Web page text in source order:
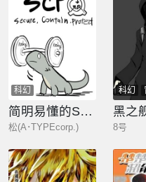
科幻
简明易懂的SCP
松(A･TYPEcorp.)
科幻
黑之
8号